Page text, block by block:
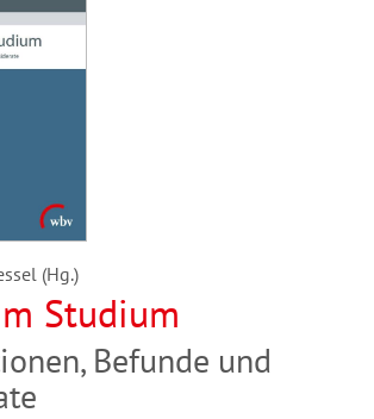
(Hg.)
Studium
Befunde und